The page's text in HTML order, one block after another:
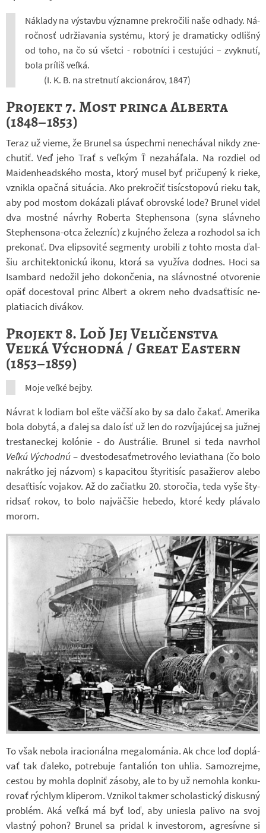
Ná­klady na vý­stavbu vý­znamne pre­kro­čili naše od­hady. Ná­
roč­nosť udr­žia­va­nia sys­tému, ktorý je dra­ma­ticky od­lišný
od toho, na čo sú všetci - ro­bot­níci i ces­tuj­úci – zvyk­nutí,
bola prí­liš veľká.
(I. K. B. na stret­nutí ak­ci­o­ná­rov, 1847)
Projekt 7. Most princa Alberta
(1848–1853)
Teraz už vieme, že Bru­nel sa úspechmi ne­ne­chá­val nikdy zne­
chu­tiť. Veď jeho Trať s veľkým Ť ne­zaháľala. Na roz­diel od
Mai­de­nhe­ad­ského mosta, ktorý musel byť pri­ču­pený k rieke,
vznikla opačná si­tu­á­cia. Ako pre­kro­čiť ti­sícs­to­povú rieku tak,
aby pod mos­tom do­ká­zali plá­vať ob­rov­ské lode? Bru­nel videl
dva mostné ná­vrhy Ro­berta Ste­phen­sona (syna sláv­neho
Stephensona-​otca že­lez­níc) z kuj­ného že­leza a roz­ho­dol sa ich
pre­ko­nať. Dva elip­so­vité seg­menty uro­bili z tohto mosta ďal­
šiu ar­chi­tek­to­nickú ikonu, ktorá sa vy­u­žíva dodnes. Hoci sa
Isam­bard ne­do­žil jeho do­kon­če­nia, na sláv­nostné ot­vo­re­nie
opäť do­ces­to­val princ Al­bert a okrem neho dvad­sať­ti­síc ne­
pla­ti­a­cich di­vá­kov.
Projekt 8. Loď Jej Veličenstva
Veľká Východná / Great Eastern
(1853–1859)
Moje veľké bejby.
Ná­vrat k lo­diam bol ešte väčší ako by sa dalo čakať. Ame­rika
bola do­bytá, a ďalej sa dalo ísť už len do roz­ví­jaj­úcej sa juž­nej
tresta­nec­kej ko­ló­nie - do Aus­trá­lie. Bru­nel si teda na­vr­hol
Veľkú Vý­chodnú– dves­to­de­sať­me­t­ro­vého le­vi­athana (čo bolo
na­krátko jej ná­zvom) s ka­pa­ci­tou šty­ri­ti­síc pa­sa­žie­rov alebo
de­sať­ti­síc voja­kov. Až do za­či­atku 20. sto­ro­čia, teda vyše šty­
rid­sať rokov, to bolo najväčšie he­bedo, ktoré kedy plá­valo
morom.
To však ne­bola ira­ci­o­nálna me­ga­lo­má­nia. Ak chce loď do­plá­
vať tak ďa­leko, po­tre­buje fan­ta­lión ton uhlia. Sa­mozrejme,
ces­tou by mohla do­pl­niť zá­soby, ale to by už ne­mohla kon­ku­
ro­vať rýchlym kli­pe­rom. Vzni­kol takmer scho­las­tický dis­kusný
pro­blém. Aká veľká má byť loď, aby uniesla pa­livo na svoj
vlastný pohon? Bru­nel sa pri­dal k in­ves­to­rom, agre­sívne si